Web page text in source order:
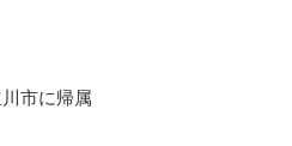
市に帰属